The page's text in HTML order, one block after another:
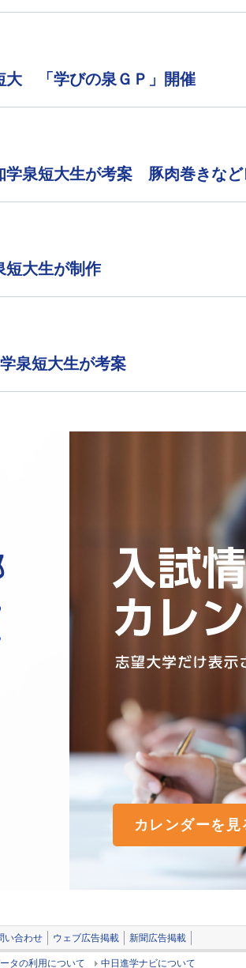
「学びの泉ＧＰ」開催
泉短大生が考案 豚肉巻きなど
大生が制作
泉短大生が考案
カレンダーを見
い合わせ ウェブ広告掲載 新聞広告掲載
タの利用について 中日進学ナビについて